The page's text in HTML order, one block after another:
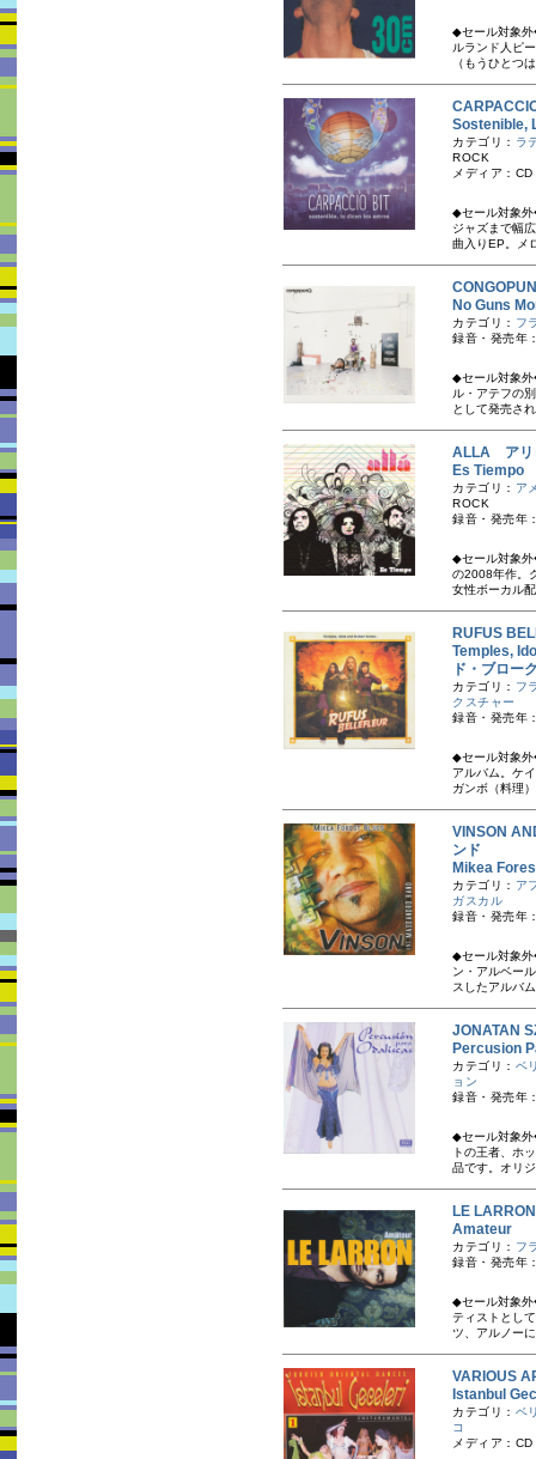
◆セール対象
ルランド人ピ
（もうひとつ
カテゴリ： ラ
ROCK
メディア：CD
◆セール対象
ジャズまで幅
曲入りEP。メ
No Guns
カテゴリ： フ
録音・発売年
◆セール対象外
ル・アテフの
として発売さ
ALLA アリ
Es
カテゴリ： ア
ROCK
録音・発売年
◆セール対象外
の2008年作。
女性ボーカル
RUFUS
Temples,
ド・ブロー
カテゴリ： フ
クスチャー
録音・発売年
◆セール対象外
アルバム。ケ
ガンボ（料理
VINSON
ンド
Mikea
カテゴリ： ア
ガスカル
録音・発売年
◆セール対象外
ン・アルベー
スしたアルバ
JONATAN
Percusion
カテゴリ： ベ
ョン
録音・発売年
◆セール対象外
トの王者、ホ
品です。オリ
LE
Amateur
カテゴリ： フ
録音・発売年
◆セール対象外
ティストとし
ツ、アルノー
VARIOUS
Istanbul
カテゴリ： ベ
コ
メディア：CD